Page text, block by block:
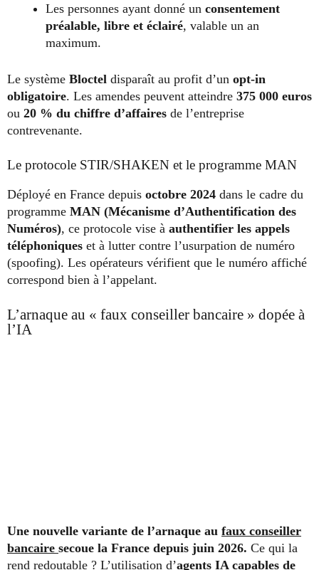
Les personnes ayant donné un consentement
préalable, libre et éclairé, valable un an
maximum.
Le système Bloctel disparaît au profit d’un opt-in
obligatoire. Les amendes peuvent atteindre 375 000 euros
ou 20 % du chiffre d’affaires de l’entreprise
contrevenante.
Le protocole STIR/SHAKEN et le programme MAN
Déployé en France depuis octobre 2024 dans le cadre du
programme MAN (Mécanisme d’Authentification des
Numéros), ce protocole vise à authentifier les appels
téléphoniques et à lutter contre l’usurpation de numéro
(spoofing). Les opérateurs vérifient que le numéro affiché
correspond bien à l’appelant.
L’arnaque au « faux conseiller bancaire » dopée à
l’IA
Une nouvelle variante de l’arnaque au faux conseiller
bancaire secoue la France depuis juin 2026. Ce qui la
rend redoutable ? L’utilisation d’agents IA capables de